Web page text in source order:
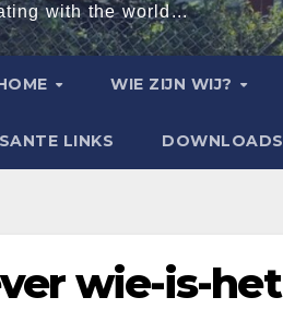
with the world...
WIE ZIJN WIJ?
LINKS DOWNLOADS
wie-is-het